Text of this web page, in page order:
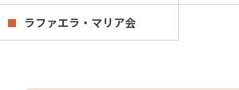
ラファエラ・マリア会